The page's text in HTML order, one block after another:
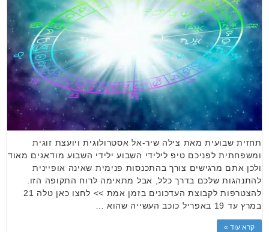
תחזית שבועית מאת צילה שיר-אל אסטרולוגית ויועצת זוגית
ומשפחתית לפניכם טיפ לילידי השבוע ילידי השבוע מודאגים מאוד
ולכן אתם מרגישים צורך בהתכנסות פנימית שאינה אופיינית
להתנהגות שלכם בדרך כלל, אבל מתאימה לרוח התקופה הזו.
להצטרפות לקבוצת העדכונים בזמן אמת >> לחצו כאן טלה 21
במרץ עד 19 באפריל כוכב העשייה שהוא …
קרא עוד »